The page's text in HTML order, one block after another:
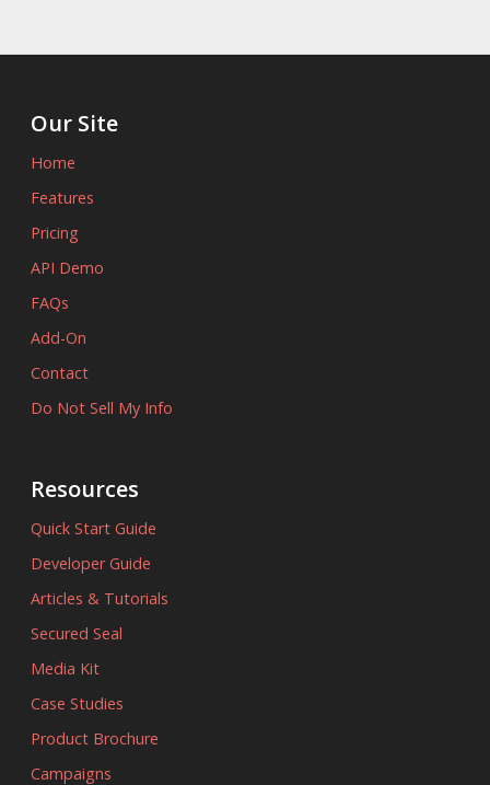
Our Site
Home
Features
Pricing
API Demo
FAQs
Add-On
Contact
Do Not Sell My Info
Resources
Quick Start Guide
Developer Guide
Articles & Tutorials
Secured Seal
Media Kit
Case Studies
Product Brochure
Campaigns